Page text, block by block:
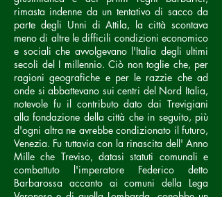
rimasta indenne da un tentativo di sacco da
parte degli Unni di Attila, la città scontava
meno di altre le difficili condizioni economico
e sociali che avvolgevano l'Italia degli ultimi
secoli del I millennio. Ciò non toglie che, per
ragioni geografiche e per le razzie che ad
onde si abbattevano sui centri del Nord Italia,
notevole fu il contributo dato dai Trevigiani
alla fondazione della città che in seguito, più
d'ogni altra ne avrebbe condizionato il futuro,
Venezia. Fu tuttavia con la rinascita dell' Anno
Mille che Treviso, datasi statuti comunali e
combattuto l'imperatore Federico detto
Barbarossa accanto ai comuni della Lega